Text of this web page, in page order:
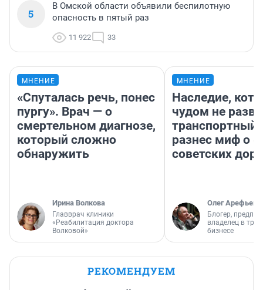
5
В Омской области объявили беспилотную
опасность в пятый раз
11 922 33
МНЕНИЕ
«Спуталась речь, понес
пургу». Врач — о
смертельном диагнозе,
который сложно
обнаружить
Ирина Волкова
Главврач клиники
«Реабилитация доктора
Волковой»
МНЕНИЕ
Наследие,
чудом не
транспортный
разнес миф о
советских
Олег Арефьев
Блогер,
владелец в
бизнесе
РЕКОМЕНДУЕМ